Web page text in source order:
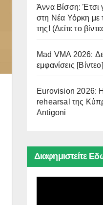
Άννα Βίσση: Έτσι
στη Νέα Υόρκη με
της! (Δείτε το
Mad VMA 2026:
εμφανίσεις [Βίντεο]
Eurovision 2026:
rehearsal της
Antigoni
Διαφημιστείτε